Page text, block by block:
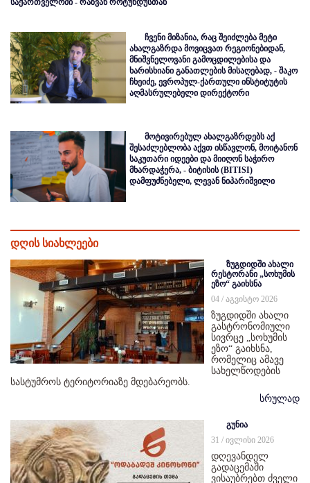
საქართველოში - რაზვან როტუნდუსთან
ჩვენი მიზანია, რაც შეიძლება მეტი
ახალგაზრდა მოვიცვათ რეგიონებიდან,
მნიშვნელოვანი გამოცდილებისა და
ხარისხიანი განათლების მისაღებად, - შაკო
ჩხეიძე, ევროპულ-ქართული ინსტიტუტის
აღმასრულებელი დირექტორი
მოტივირებულ ახალგაზრდებს აქ
შესაძლებლობა აქვთ ისწავლონ, მოიტანონ
საკუთარი იდეები და მიიღონ საჭირო
მხარდაჭერა, - ბიტისის (BITISI)
დამფუძნებელი, ლევან ნიპარიშვილი
დღის სიახლეები
ზუგდიდში ახალი
რესტორანი „სოხუმის
ეზო“ გაიხსნა
04 / აგვისტო 2026
ზუგდიდში ახალი
გასტრონომიული
სივრცე „სოხუმის
ეზო“ გაიხსნა,
რომელიც ამავე
სახელწოდების
სასტუმროს ტერიტორიაზე მდებარეობს.
სრულად
გუნია
31 / ივლისი 2026
დღევანდელ
გადაცემაში
ვისაუბრებთ ძველი